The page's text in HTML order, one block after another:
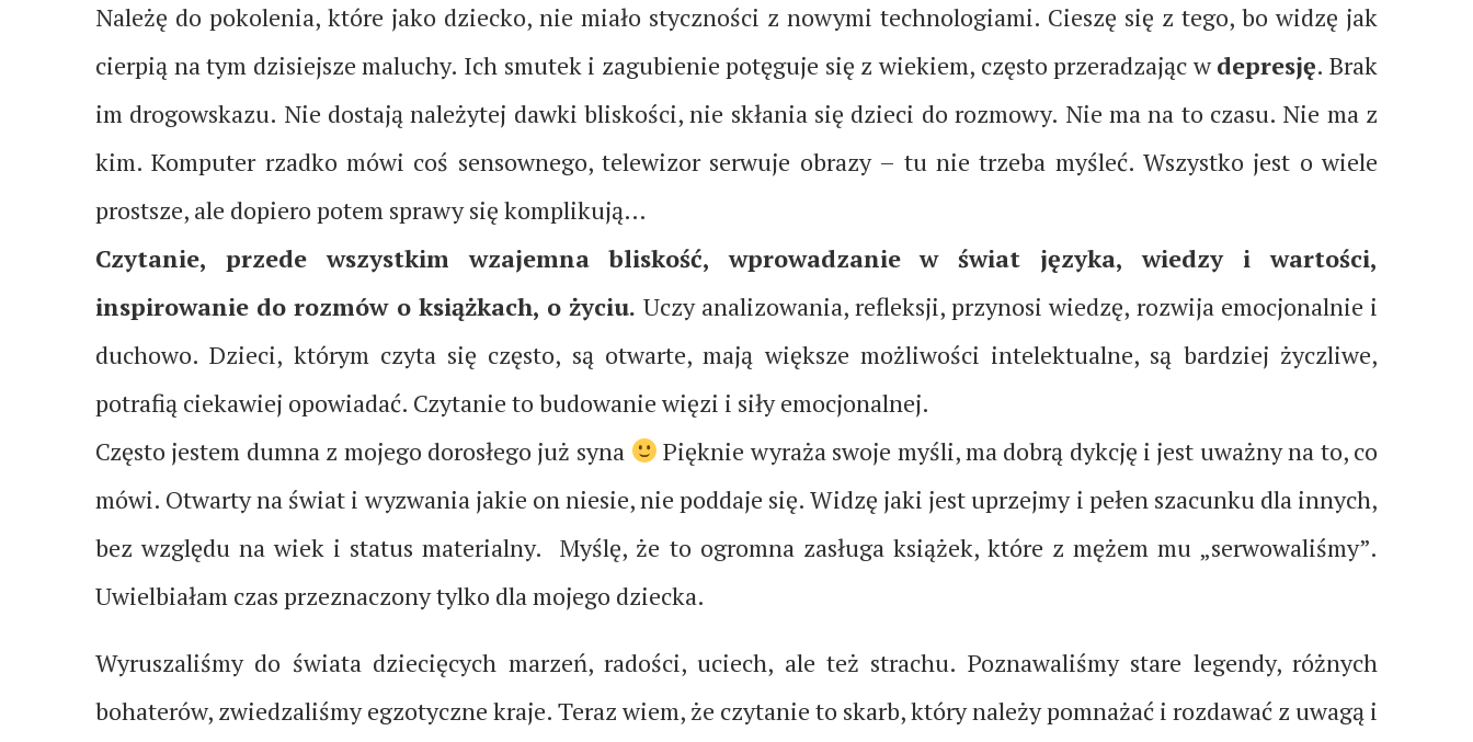
Należę do pokolenia, które jako dziecko, nie miało styczności z nowymi technologiami. Cieszę się z tego, bo widzę jak
cierpią na tym dzisiejsze maluchy. Ich smutek i zagubienie potęguje się z wiekiem, często przeradzając wdepresję. Brak
im drogowskazu. Nie dostają należytej dawki bliskości, nie skłania się dzieci do rozmowy. Nie ma na to czasu. Nie ma z
kim. Komputer rzadko mówi coś sensownego, telewizor serwuje obrazy – tu nie trzeba myśleć. Wszystko jest o wiele
prostsze, ale dopiero potem sprawy się komplikują…
Czytanie, przede wszystkim wzajemna bliskość, wprowadzanie w świat języka, wiedzy i wartości,
inspirowanie do rozmów o książkach, o życiu. Uczy analizowania, refleksji, przynosi wiedzę, rozwija emocjonalnie i
duchowo. Dzieci, którym czyta się często, są otwarte, mają większe możliwości intelektualne, są bardziej życzliwe,
potrafią ciekawiej opowiadać. Czytanie to budowanie więzi i siły emocjonalnej.
Często jestem dumna z mojego dorosłego już syna
Pięknie wyraża swoje myśli, ma dobrą dykcję i jest uważny na to, co
mówi. Otwarty na świat i wyzwania jakie on niesie, nie poddaje się. Widzę jaki jest uprzejmy i pełen szacunku dla innych,
bez względu na wiek i status materialny. Myślę, że to ogromna zasługa książek, które z mężem mu „serwowaliśmy”.
Uwielbiałam czas przeznaczony tylko dla mojego dziecka.
Wyruszaliśmy do świata dziecięcych marzeń, radości, uciech, ale też strachu. Poznawaliśmy stare legendy, różnych
bohaterów, zwiedzaliśmy egzotyczne kraje. Teraz wiem, że czytanie to skarb, który należy pomnażać i rozdawać z uwagą i